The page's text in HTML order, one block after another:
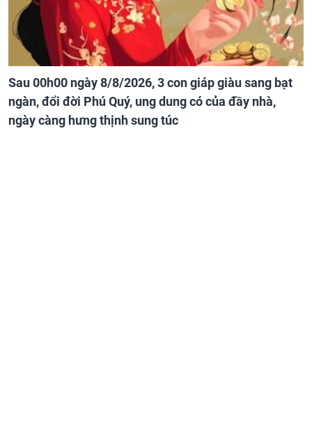
Sau 00h00 ngày 8/8/2026, 3 con giáp giàu sang bạt
ngàn, đổi đời Phú Quý, ung dung có của đầy nhà,
ngày càng hưng thịnh sung túc